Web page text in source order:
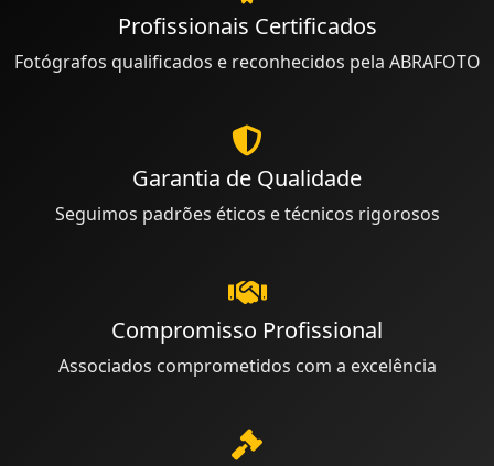
Profissionais Certificados
Fotógrafos qualificados e reconhecidos pela ABRAFOTO
Garantia de Qualidade
Seguimos padrões éticos e técnicos rigorosos
Compromisso Profissional
Associados comprometidos com a excelência